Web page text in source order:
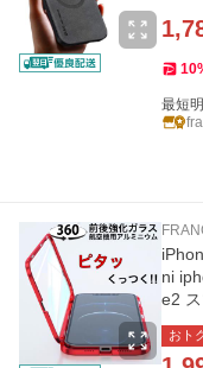
10
最短
ni
e2
ース
おト